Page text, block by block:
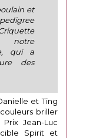
et
notre
qui a
des
et Ting
briller
Prix Jean-Luc
Spirit et